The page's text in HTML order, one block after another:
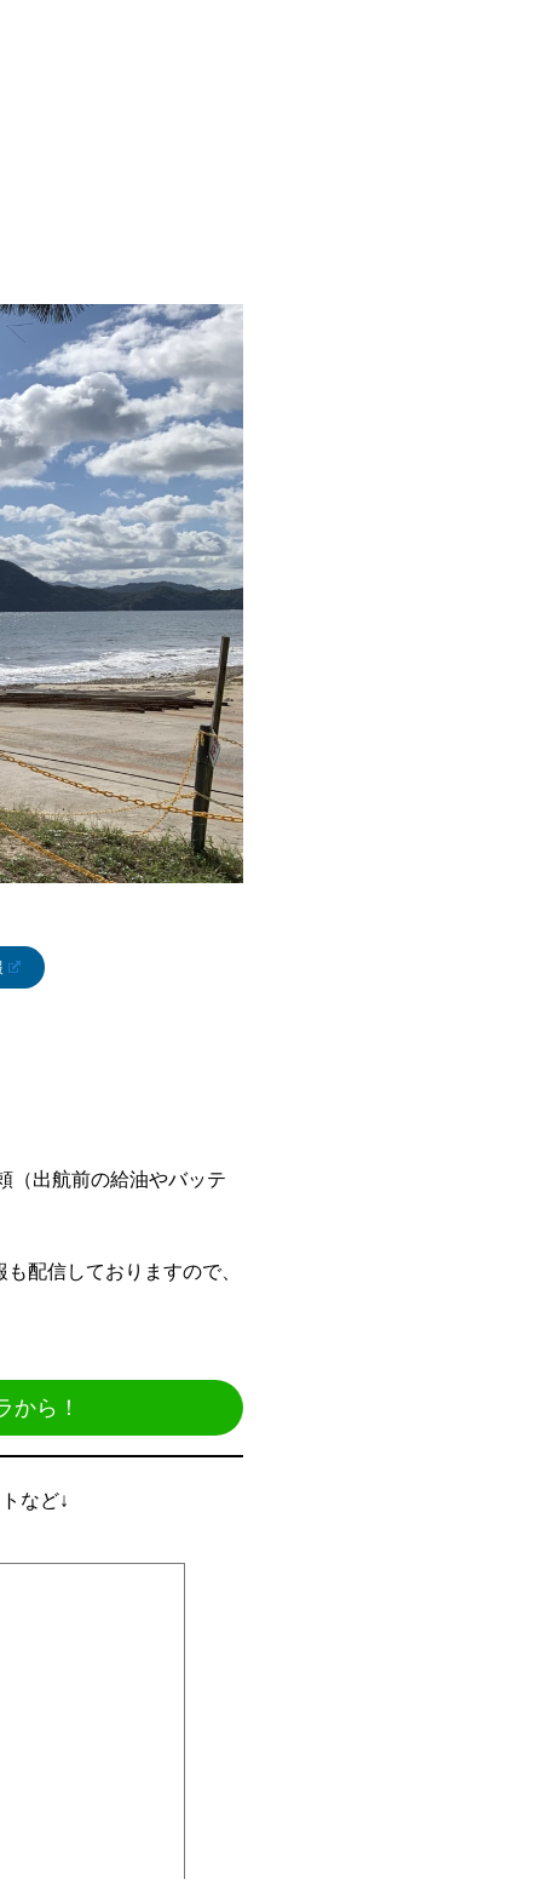
（出航前の給油やバッテ
配信しておりますので、
から！
など↓